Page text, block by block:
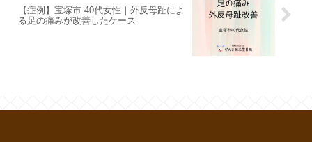
【症例】宝塚市 40代女性｜外反母趾によ
る足の痛みが改善したケース